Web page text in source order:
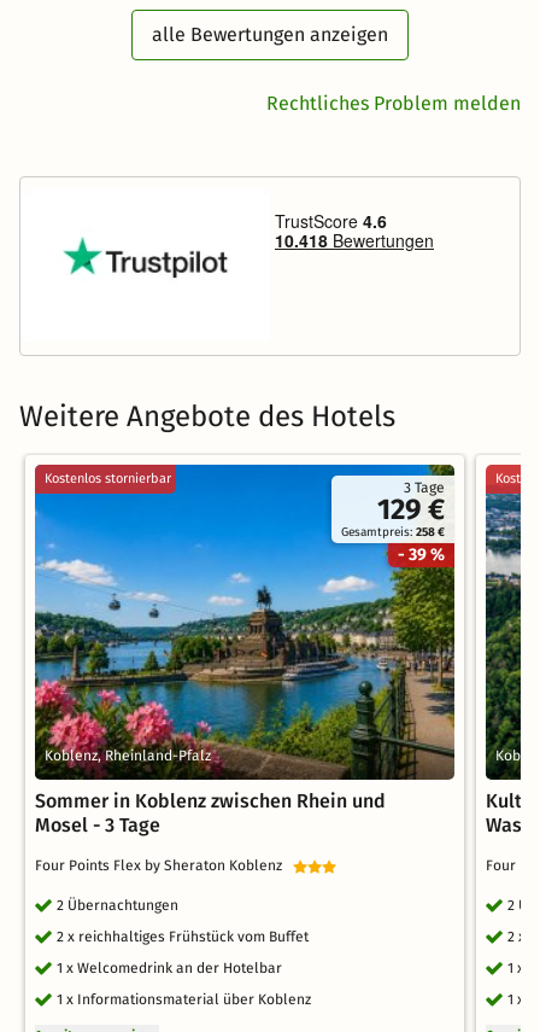
alle Bewertungen anzeigen
Rechtliches Problem melden
Weitere Angebote des Hotels
3 Tage
129 €
Gesamtpreis:258 €
- 39 %
Kostenlos stornierbar
Koblenz, Rheinland-Pfalz
Sommer in Koblenz zwischen Rhein und
Mosel - 3 Tage
Four Points Flex by Sheraton Koblenz
2 Übernachtungen
2 x reichhaltiges Frühstück vom Buffet
1 x Welcomedrink an der Hotelbar
1 x Informationsmaterial über Koblenz
Four
2
2 x
1 x
1 x